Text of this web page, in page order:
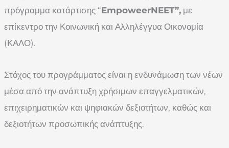
πρόγραμμα κατάρτισης “EmpoweerNEET”, με
επίκεντρο την Κοινωνική και Αλληλέγγυα Οικονομία
(ΚΑΛΟ).
Στόχος του προγράμματος είναι η ενδυνάμωση των νέων
μέσα από την ανάπτυξη χρήσιμων επαγγελματικών,
επιχειρηματικών και ψηφιακών δεξιοτήτων, καθώς και
δεξιοτήτων προσωπικής ανάπτυξης.